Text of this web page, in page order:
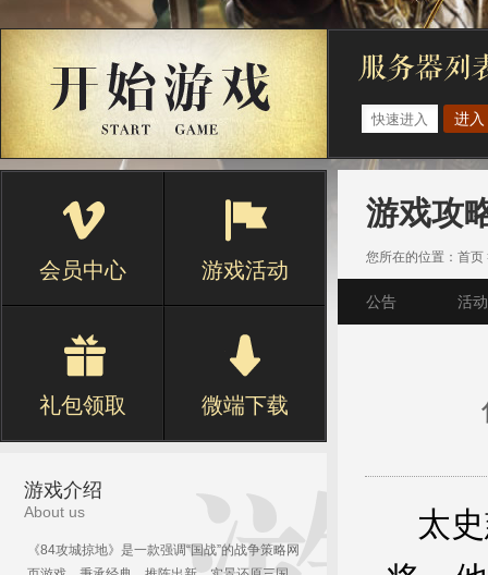
进入
会员中心 游戏活动
礼包领取 微端下载
游戏介绍
About us
《84攻城掠地》是一款强调“国战”的战争策略网
游戏攻
您所在的位置： 首页
公告 活动
太